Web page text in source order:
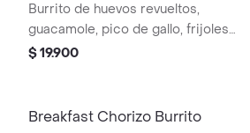
Burrito de huevos revueltos,
guacamole, pico de gallo, frijoles
negros, arroz achiote, lechuga, queso
$ 19.900
Breakfast Chorizo Burrito